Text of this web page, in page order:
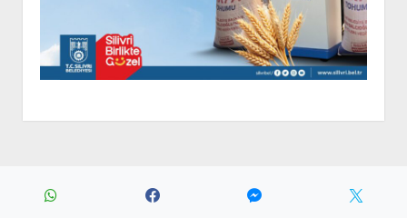
Period WordPress Theme by Compete Themes.